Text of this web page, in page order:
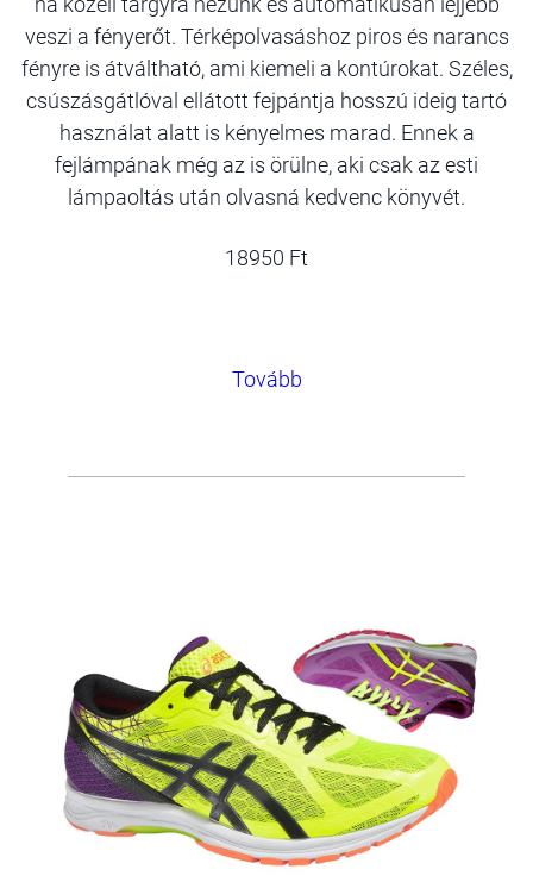
veszi a fényerőt. Térképolvasáshoz piros és narancs
fényre is átváltható, ami kiemeli a kontúrokat. Széles,
csúszásgátlóval ellátott fejpántja hosszú ideig tartó
használat alatt is kényelmes marad. Ennek a
fejlámpának még az is örülne, aki csak az esti
lámpaoltás után olvasná kedvenc könyvét.
18950 Ft
Tovább